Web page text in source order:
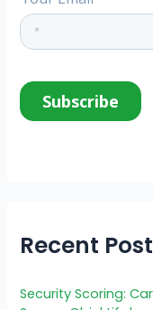
Recent
Security Scoring: